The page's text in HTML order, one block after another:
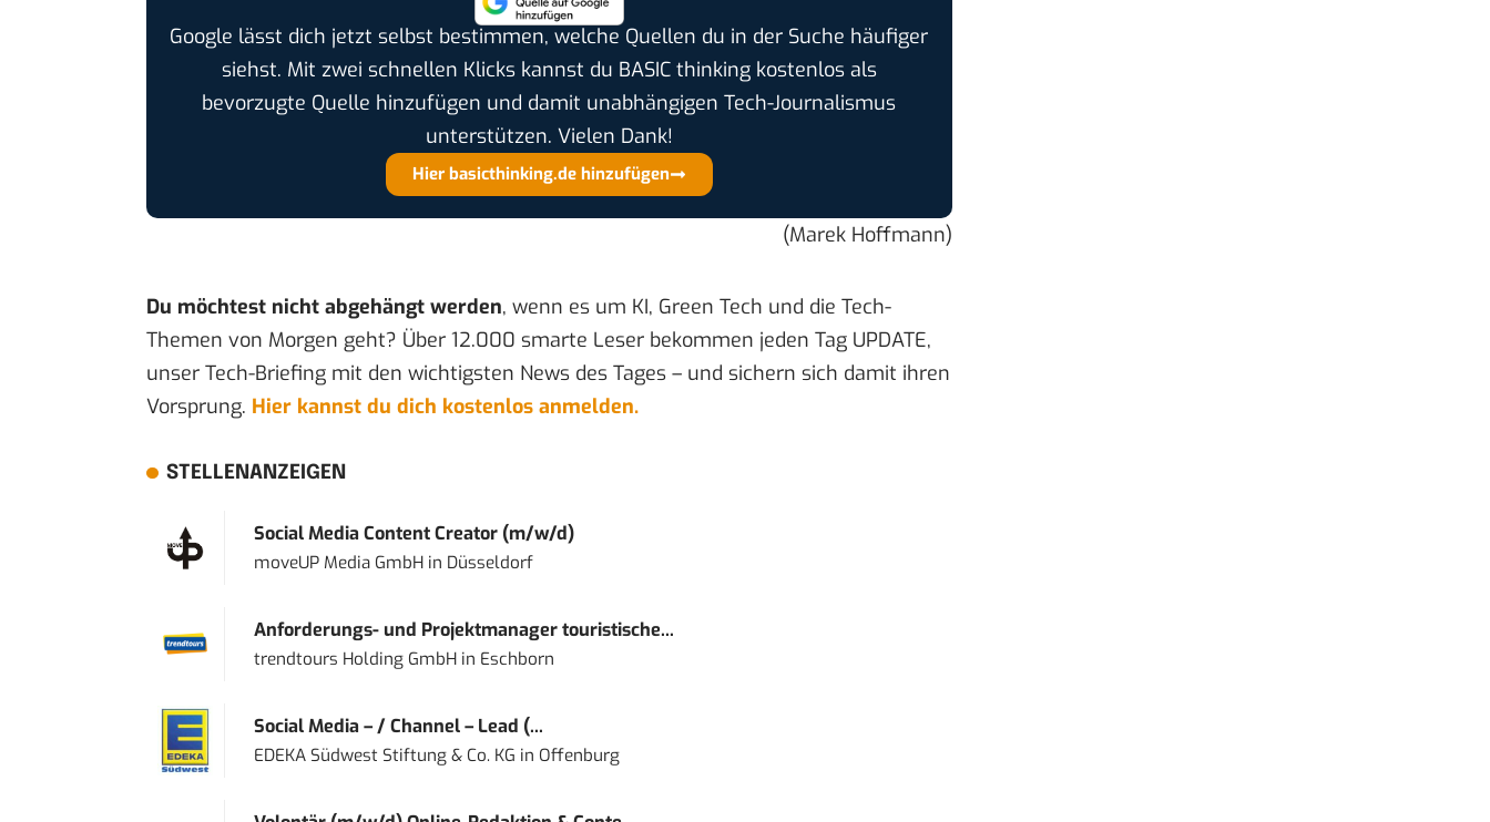
Google lässt dich jetzt selbst bestimmen, welche Quellen du in der Suche häufiger
siehst. Mit zwei schnellen Klicks kannst du BASIC thinking kostenlos als
bevorzugte Quelle hinzufügen und damit unabhängigen Tech-Journalismus
unterstützen. Vielen Dank!
Hier basicthinking.de hinzufügen
(Marek Hoffmann)
Du möchtest nicht abgehängt werden, wenn es um KI, Green Tech und die Tech-
Themen von Morgen geht? Über 12.000 smarte Leser bekommen jeden Tag UPDATE,
unser Tech-Briefing mit den wichtigsten News des Tages – und sichern sich damit ihren
Vorsprung. Hier kannst du dich kostenlos anmelden.
STELLENANZEIGEN
Social Media Content Creator (m/w/d)
moveUP Media GmbHin Düsseldorf
Anforderungs- und Projektmanager touristische...
trendtours Holding GmbHin Eschborn
Social Media – / Channel – Lead (...
EDEKA Südwest Stiftung & Co. KG in Offenburg